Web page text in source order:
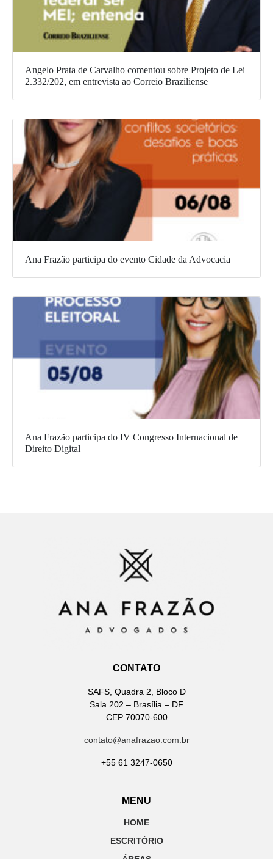
Angelo Prata de Carvalho comentou sobre Projeto de Lei
2.332/202, em entrevista ao Correio Braziliense
Ana Frazão participa do evento Cidade da Advocacia
Ana Frazão participa do IV Congresso Internacional de
Direito Digital
CONTATO
SAFS, Quadra 2, Bloco D
Sala 202 – Brasília – DF
CEP 70070-600
contato@anafrazao.com.br
+55 61 3247-0650
MENU
HOME
ESCRITÓRIO